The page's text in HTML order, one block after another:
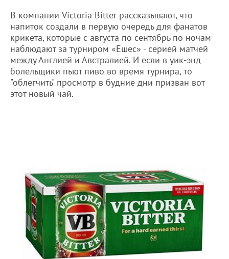
В компании Victoria Bitter рассказывают, что
напиток создали в первую очередь для фанатов
крикета, которые с августа по сентябрь по ночам
наблюдают за турниром «Ешес» - серией матчей
между Англией и Австралией. И если в уик-энд
болельщики пьют пиво во время турнира, то
"облегчить" просмотр в будние дни призван вот
этот новый чай.